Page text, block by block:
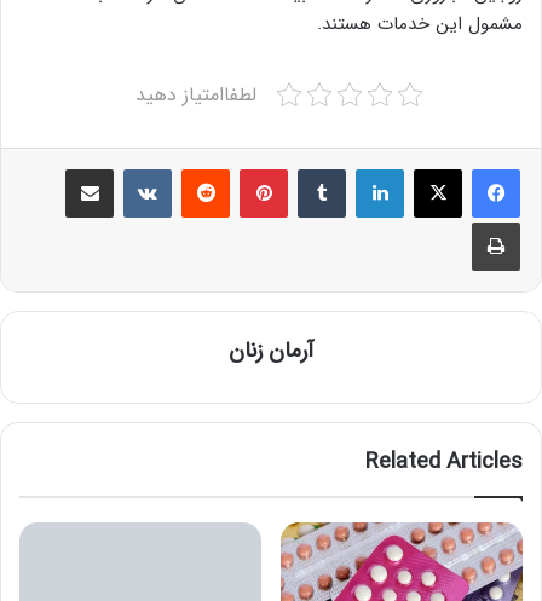
مشمول این خدمات هستند.
لطفاامتیاز دهید
LinkedIn
Tumblr
Pinterest
Reddit
VKontakte
Share via Email
Print
آرمان زنان
Related Articles